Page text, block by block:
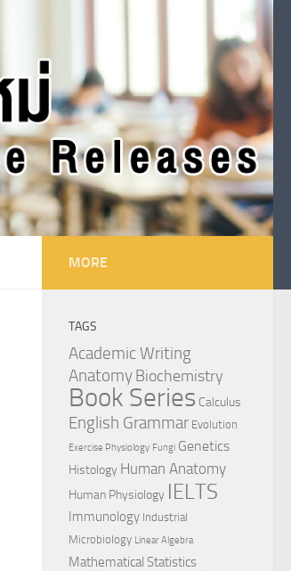
MORE
TAGS
Academic Writing
AnatomyBiochemistry
Book Series Calculus
English Grammar Evolution
Exercise Physiology Fungi Genetics
Histology Human Anatomy
Human Physiology IELTS
Immunology Industrial
Microbiology Linear Algebra
Mathematical Statistics